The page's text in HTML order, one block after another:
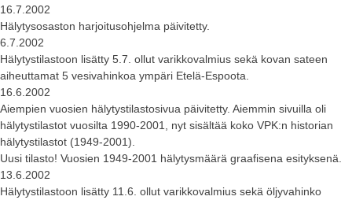
16.7.2002
Hälytysosaston harjoitusohjelma päivitetty.
6.7.2002
Hälytystilastoon lisätty 5.7. ollut varikkovalmius sekä kovan sateen
aiheuttamat 5 vesivahinkoa ympäri Etelä-Espoota.
16.6.2002
Aiempien vuosien hälytystilastosivua päivitetty. Aiemmin sivuilla oli
hälytystilastot vuosilta 1990-2001, nyt sisältää koko VPK:n historian
hälytystilastot (1949-2001).
Uusi tilasto! Vuosien 1949-2001 hälytysmäärä graafisena esityksenä.
13.6.2002
Hälytystilastoon lisätty 11.6. ollut varikkovalmius sekä öljyvahinko